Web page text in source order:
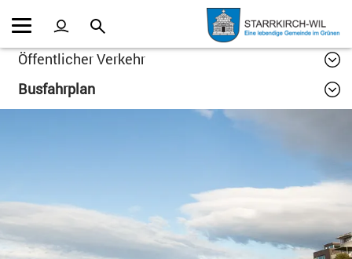
Kopfzeile
Inhalt
Öffentlicher Verkehr
Busfahrplan